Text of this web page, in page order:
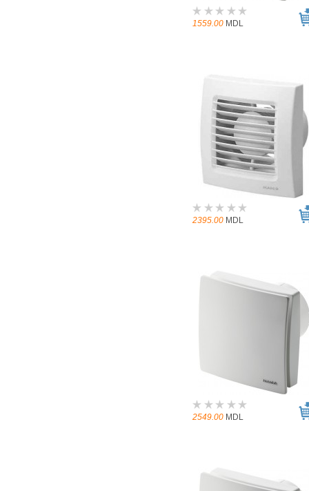
1559.00 MDL
2395.00 MDL
2549.00 MDL